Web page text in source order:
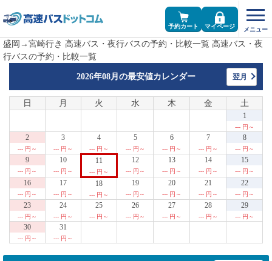
予約カート マイページ
盛岡→宮崎行き 高速バス・夜行バスの予約・比較一覧 高速バス・夜
行バスの予約・比較一覧
2026年08月の最安値カレンダー 翌月
日 月 火 水 木 金 土
1
--- 円～
2
--- 円～
3
--- 円～
4
--- 円～
5
--- 円～
6
--- 円～
7
--- 円～
8
--- 円～
9
--- 円～
10
--- 円～
11
--- 円～
12
--- 円～
13
--- 円～
14
--- 円～
15
--- 円～
16
--- 円～
17
--- 円～
18
--- 円～
19
--- 円～
20
--- 円～
21
--- 円～
22
--- 円～
23
--- 円～
24
--- 円～
25
--- 円～
26
--- 円～
27
--- 円～
28
--- 円～
29
--- 円～
30
--- 円～
31
--- 円～